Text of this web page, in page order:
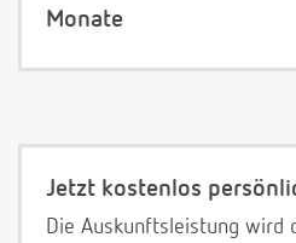
Monate
Jetzt kostenlos
Die Auskunftsleistung wird